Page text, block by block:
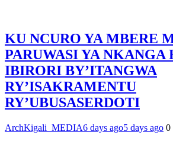
KU NCURO YA MBERE
PARUWASI YA NKANGA
IBIRORI BY’ITANGWA
RY’ISAKRAMENTU
RY’UBUSASERDOTI
ArchKigali_MEDIA6 days ago5 days ago 0